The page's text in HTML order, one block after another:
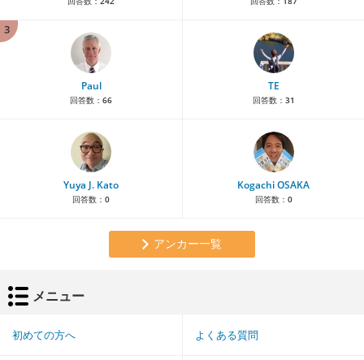
3
Paul
回答数： 66
TE
回答数： 31
Yuya J. Kato
回答数： 0
Kogachi OSAKA
回答数： 0
アンカー一覧
メニュー
初めての方へ よくある質問